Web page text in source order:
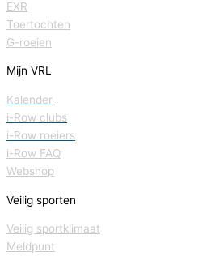
EXR
Toertochten
G-roeien
Mijn VRL
Kalender
i-Row clubs
i-Row roeiers
i-Row FAQ
Webshop
Veilig sporten
Veilig sportklimaat
Meldpunt